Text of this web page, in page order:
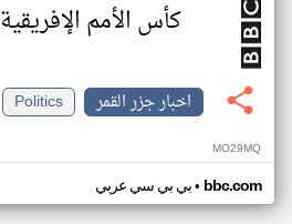
كأس الأمم الإفريقية
اخبار جزر القمر
Politics
MO29MQ
بي بي سي عربي• bbc.com